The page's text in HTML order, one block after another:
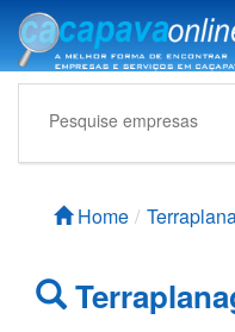
Home